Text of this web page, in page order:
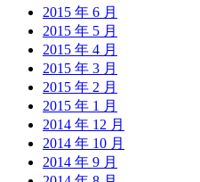
2015 年 6 月
2015 年 5 月
2015 年 4 月
2015 年 3 月
2015 年 2 月
2015 年 1 月
2014 年 12 月
2014 年 10 月
2014 年 9 月